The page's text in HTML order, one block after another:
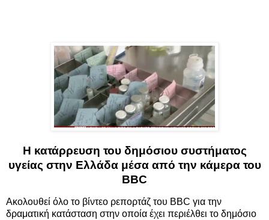
Η κατάρρευση του δημόσιου συστήματος
υγείας στην Ελλάδα μέσα από την κάμερα του
BBC
Ακολουθεί όλο το βίντεο ρεπορτάζ του BBC για την
δραματική κατάσταση στην οποία έχει περιέλθει το δημόσιο